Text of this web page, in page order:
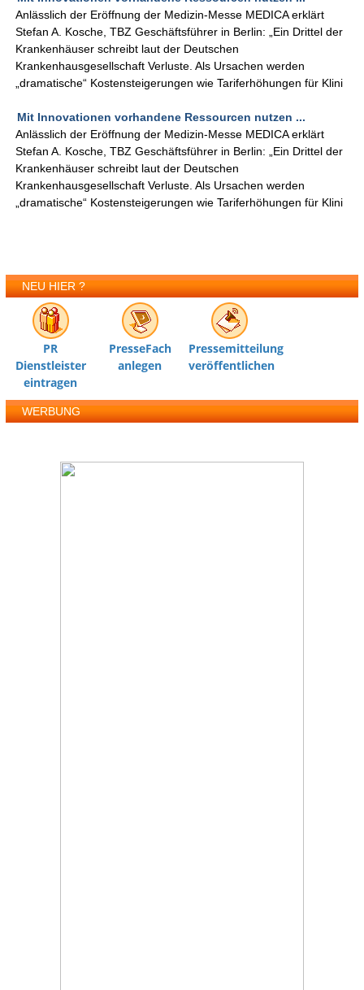
Anlässlich der Eröffnung der Medizin-Messe MEDICA erklärt
Stefan A. Kosche, TBZ Geschäftsführer in Berlin: „Ein Drittel der
Krankenhäuser schreibt laut der Deutschen
Krankenhausgesellschaft Verluste. Als Ursachen werden
„dramatische“ Kostensteigerungen wie Tariferhöhungen für Klini
Mit Innovationen vorhandene Ressourcen nutzen ...
Anlässlich der Eröffnung der Medizin-Messe MEDICA erklärt
Stefan A. Kosche, TBZ Geschäftsführer in Berlin: „Ein Drittel der
Krankenhäuser schreibt laut der Deutschen
Krankenhausgesellschaft Verluste. Als Ursachen werden
„dramatische“ Kostensteigerungen wie Tariferhöhungen für Klini
NEU HIER ?
PR
Dienstleister
eintragen
PresseFach
anlegen
Pressemitteilung
veröffentlichen
WERBUNG